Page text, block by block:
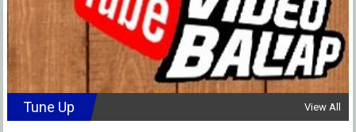
Tune Up View All